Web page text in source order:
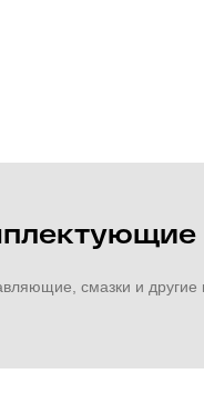
смазки и другие